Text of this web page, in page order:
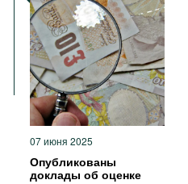
Уголовное преследование
07 июня 2025
Опубликованы
доклады об оценке